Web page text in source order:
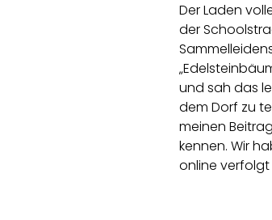
Der Laden
der
und sah das
dem Dorf zu
meinen
kennen. Wir
online